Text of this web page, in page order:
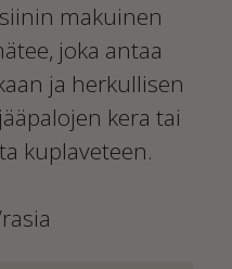
makuinen
joka antaa
ja herkullisen
kera tai
kuplaveteen.